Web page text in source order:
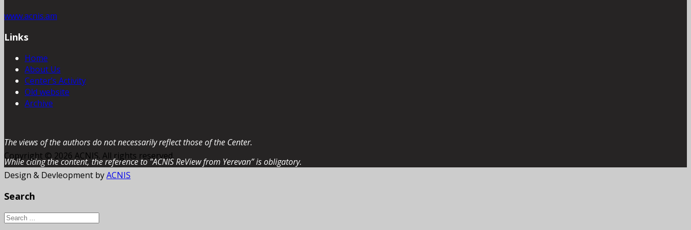
www.acnis.am
Links
Home
About Us
Center’s Activity
Old website
Archive
The views of the authors do not necessarily reflect those of the Center.
While citing the content, the reference to "ACNIS ReView from Yerevan” is obligatory.
Copyright © 2026 ACNIS. All rights reserved.
Design & Devleopment byACNIS
Search